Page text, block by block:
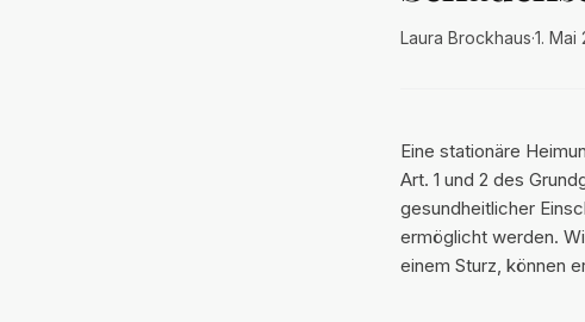
Laura Brockhaus·1. Mai
Eine stationäre
Art. 1 und 2 des
gesundheitlicher
ermöglicht werden.
einem Sturz, können